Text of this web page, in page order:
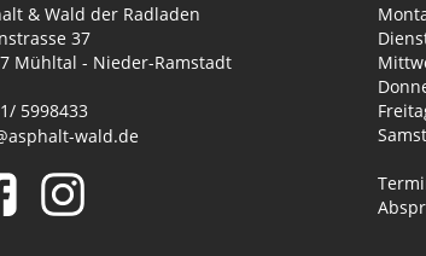
& Wald der Radladen
37
Mühltal - Nieder-Ramstadt
5998433
wald.de